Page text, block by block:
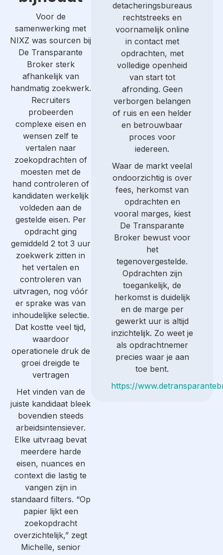
Voor de
samenwerking met
NIXZ was sourcen bij
De Transparante
Broker sterk
afhankelijk van
handmatig zoekwerk.
Recruiters
probeerden
complexe eisen en
wensen zelf te
vertalen naar
zoekopdrachten of
moesten met de
hand controleren of
kandidaten werkelijk
voldeden aan de
gestelde eisen. Per
opdracht ging
gemiddeld 2 tot 3 uur
zoekwerk zitten in
het vertalen en
controleren van
uitvragen, nog vóór
er sprake was van
inhoudelijke selectie.
Dat kostte veel tijd,
waardoor
operationele druk de
groei dreigde te
vertragen
Het vinden van de
juiste kandidaat bleek
bovendien steeds
arbeidsintensiever.
Elke uitvraag bevat
meerdere harde
eisen, nuances en
context die lastig te
vangen zijn in
standaard filters. “Op
papier lijkt een
zoekopdracht
overzichtelijk,” zegt
Michelle, senior
detacheringsbureaus
rechtstreeks en
voornamelijk online
in contact met
opdrachten, met
volledige openheid
van start tot
afronding. Geen
verborgen belangen
of ruis en een helder
en betrouwbaar
proces voor
iedereen.
Waar de markt veelal
ondoorzichtig is over
fees, herkomst van
opdrachten en
vooral marges, kiest
De Transparante
Broker bewust voor
het
tegenovergestelde.
Opdrachten zijn
toegankelijk, de
herkomst is duidelijk
en de marge per
gewerkt uur is altijd
inzichtelijk. Zo weet je
als opdrachtnemer
precies waar je aan
toe bent.
https://